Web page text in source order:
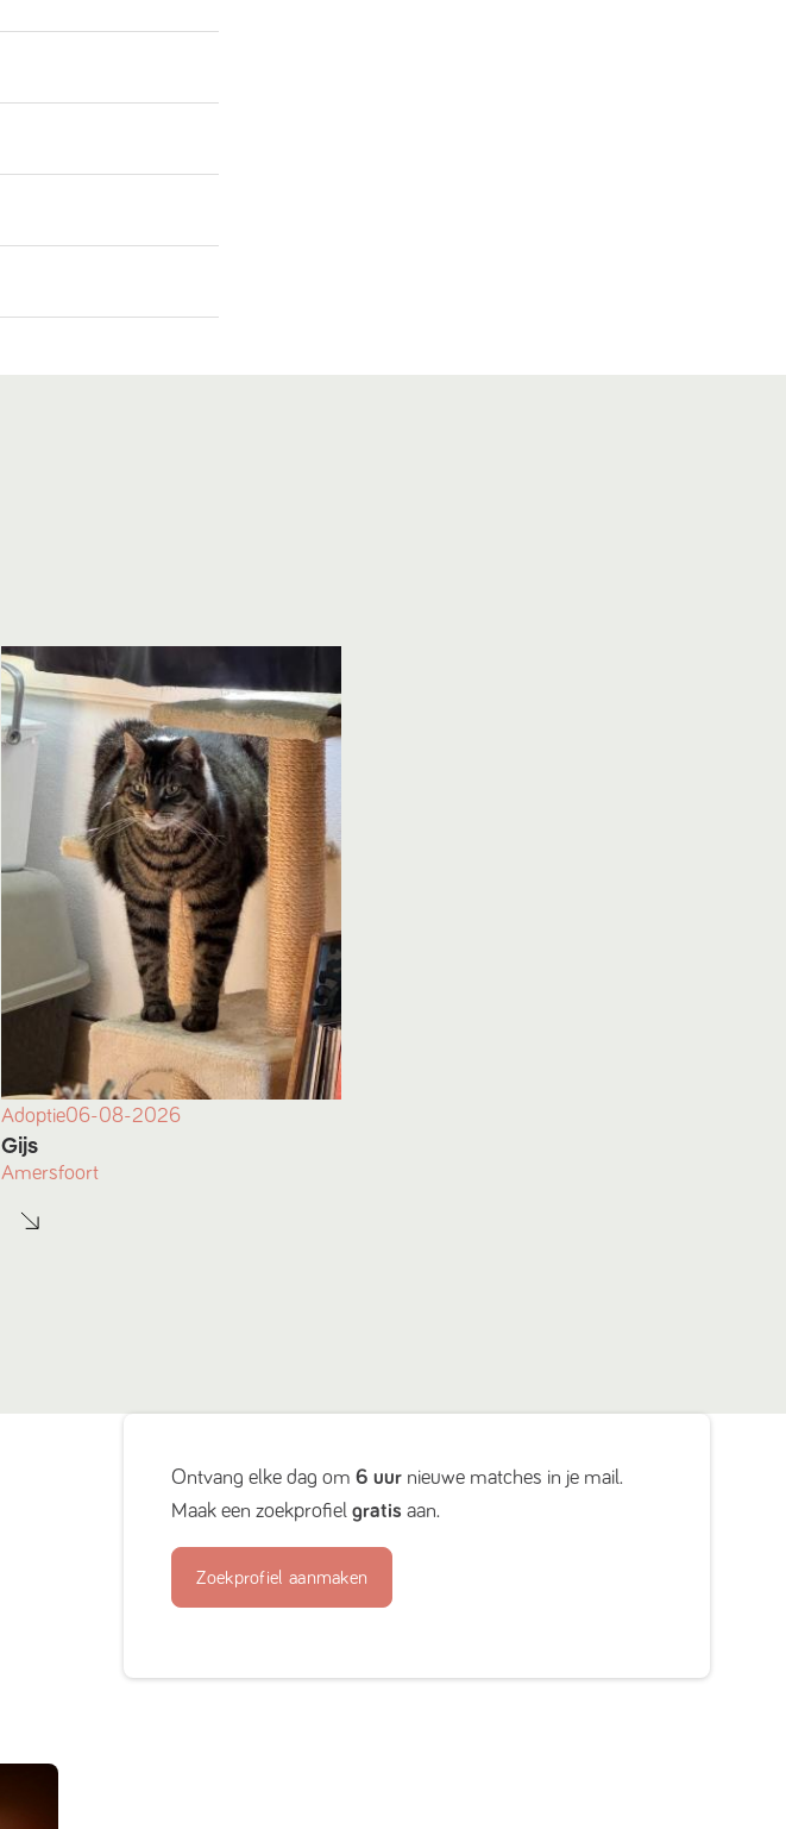
Adoptie06-08-2026
Gijs
Amersfoort
Ontvang elke dag om6 uur nieuwe matches in je mail.
Maak een zoekprofielgratis aan.
Zoekprofiel aanmaken